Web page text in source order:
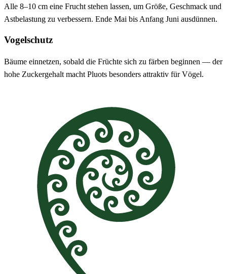
Alle 8–10 cm eine Frucht stehen lassen, um Größe, Geschmack und
Astbelastung zu verbessern. Ende Mai bis Anfang Juni ausdünnen.
Vogelschutz
Bäume einnetzen, sobald die Früchte sich zu färben beginnen — der
hohe Zuckergehalt macht Pluots besonders attraktiv für Vögel.